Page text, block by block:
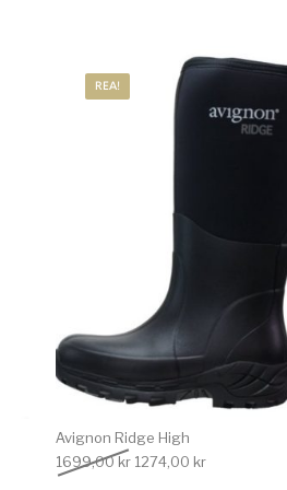
kr.
är: 1274,00 kr.
REA!
Avignon Ridge High
1699,00kr Det ursprungliga
1274,00 krDet